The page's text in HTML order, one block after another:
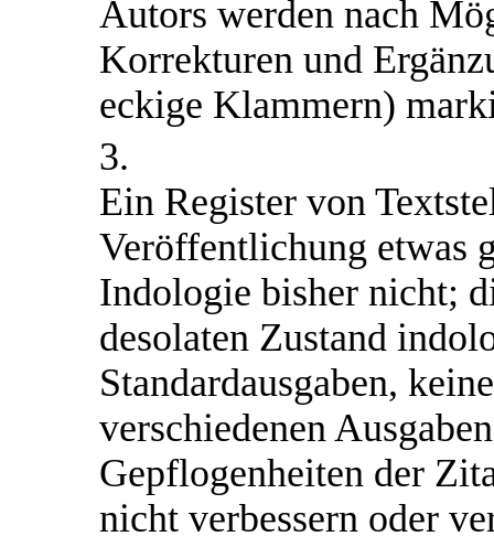
Autors werden nach
Korrekturen und
eckige Klammern)
3.
Ein Register von
Veröffentlichung etwas
Indologie bisher nicht;
desolaten Zustand
Standardausgaben,
verschiedenen
Gepflogenheiten der
nicht verbessern oder